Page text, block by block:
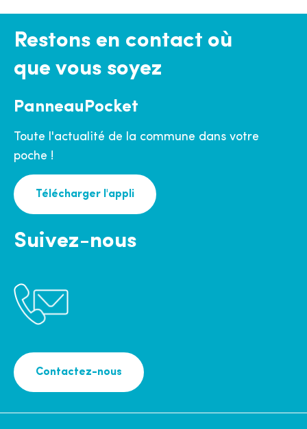
Restons en contact où
que vous soyez
PanneauPocket
Toute l'actualité de la commune dans votre
poche !
Télécharger l'appli
Suivez-nous
Contactez-nous